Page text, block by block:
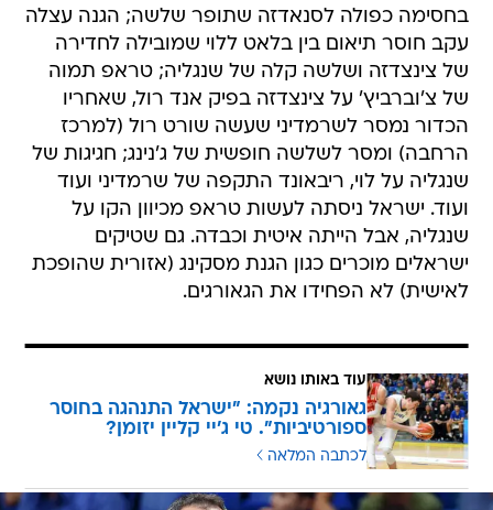
בחסימה כפולה לסנאדזה שתופר שלשה; הגנה עצלה
עקב חוסר תיאום בין בלאט ללוי שמובילה לחדירה
של צינצדזה ושלשה קלה של שנגליה; טראפ תמוה
של צ'וברביץ' על צינצדזה בפיק אנד רול, שאחריו
הכדור נמסר לשרמדיני שעשה שורט רול (למרכז
הרחבה) ומסר לשלשה חופשית של ג'נינג; חגיגות של
שנגליה על לוי, ריבאונד התקפה של שרמדיני ועוד
ועוד. ישראל ניסתה לעשות טראפ מכיוון הקו על
שנגליה, אבל הייתה איטית וכבדה. גם שטיקים
ישראלים מוכרים כגון הגנת מסקינג (אזורית שהופכת
לאישית) לא הפחידו את הגאורגים.
עוד באותו נושא
גאורגיה נקמה: "ישראל התנהגה בחוסר
ספורטיביות". טי ג'יי קליין יזומן?
לכתבה המלאה